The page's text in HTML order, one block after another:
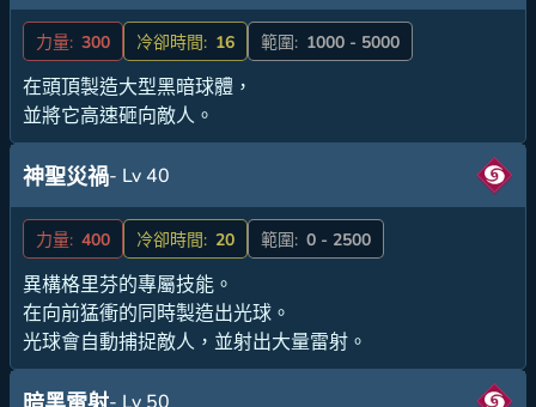
力量: 300 冷卻時間: 16 範圍: 1000 - 5000
在頭頂製造大型黑暗球體，
並將它高速砸向敵人。
神聖災禍- Lv 40
力量: 400 冷卻時間: 20 範圍: 0 - 2500
異構格里芬的專屬技能。
在向前猛衝的同時製造出光球。
光球會自動捕捉敵人，並射出大量雷射。